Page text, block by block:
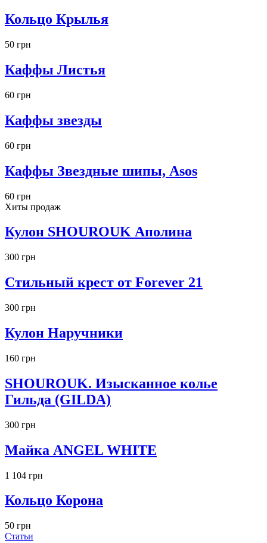
Кольцо Крылья
50 грн
Каффы Листья
60 грн
Каффы звезды
60 грн
Каффы Звездные шипы, Asos
60 грн
Хиты продаж
Кулон SHOUROUK Аполина
300 грн
Стильный крест от Forever 21
300 грн
Кулон Наручники
160 грн
SHOUROUK. Изысканное колье
Гильда (GILDA)
300 грн
Майка ANGEL WHITE
1 104 грн
Кольцо Корона
50 грн
Статьи